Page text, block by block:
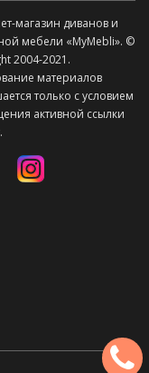
магазин диванов и
мебели «MyMebli». ©
2004-2021.
материалов
только с условием
активной ссылки